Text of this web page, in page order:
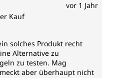
vor 1 Jahr
von 2 von 5 Sternen
Kauf
solches Produkt recht
Alternative zu
zu testen. Mag
aber überhaupt nicht